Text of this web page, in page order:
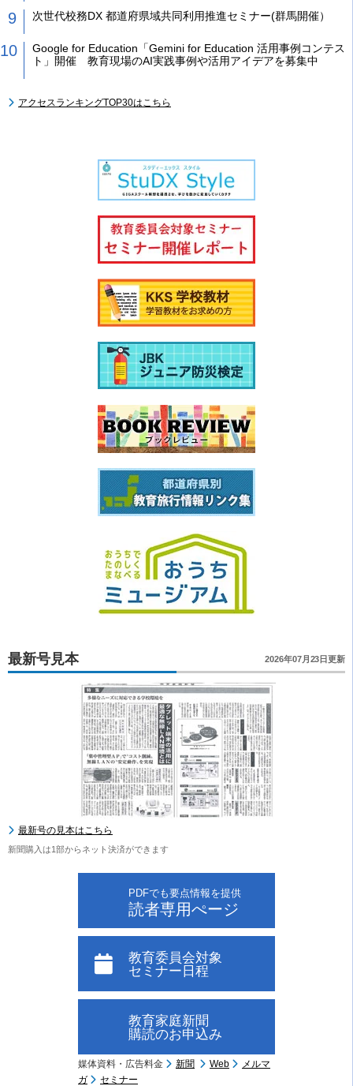
次世代校務DX 都道府県域共同利用推進セミナー(群馬開催）
Google for Education「Gemini for Education 活用事例コンテス
ト」開催 教育現場のAI実践事例や活用アイデアを募集中
アクセスランキングTOP30はこちら
最新号見本 2026年07月23日更新
最新号の見本はこちら
新聞購入は1部からネット決済ができます
PDFでも要点情報を提供
読者専用ぺージ
教育委員会対象
セミナー日程
教育家庭新聞
購読のお申込み
媒体資料・広告料金 新聞 Web
メルマ
ガ
セミナー